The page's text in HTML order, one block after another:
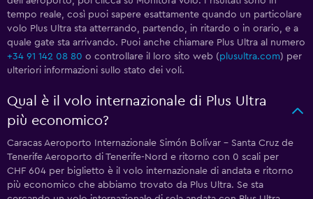
tempo reale, così puoi sapere esattamente quando un particolare
volo Plus Ultra sta atterrando, partendo, in ritardo o in orario, e a
quale gate sta arrivando. Puoi anche chiamare Plus Ultra al numero
+34 91 142 08 80 o controllare il loro sito web (plusultra.com) per
ulteriori informazioni sullo stato dei voli.
Qual è il volo internazionale di Plus Ultra
più economico?
Caracas Aeroporto Internazionale Simón Bolívar - Santa Cruz de
Tenerife Aeroporto di Tenerife-Nord e ritorno con 0 scali per
CHF 604 per biglietto è il volo internazionale di andata e ritorno
più economico che abbiamo trovato da Plus Ultra. Se sta